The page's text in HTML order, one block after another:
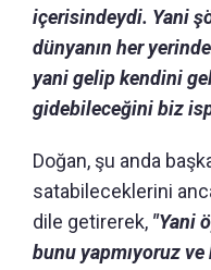
içerisindeydi. Yani
dünyanın her
yani gelip kendini
gidebileceğini biz
Doğan, şu anda
satabileceklerini
dile getirerek, "Yani
bunu yapmıyoruz